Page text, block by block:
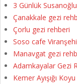
3 Günlük
Çanakkale gezi
Çorlu gezi rehberi
Soso cafe
Manavgat gezi
Adamkayalar Gezi
Kemer Ayışığı Koyu